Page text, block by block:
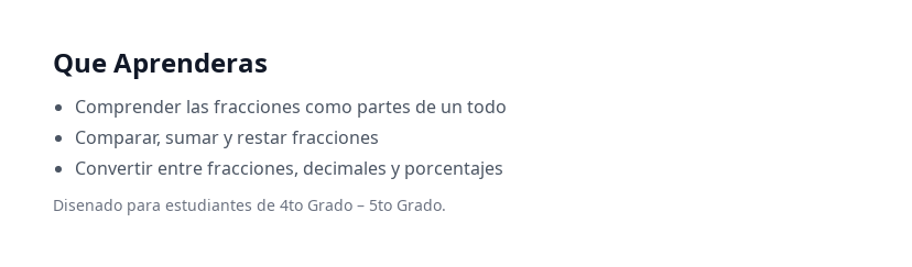
Que Aprenderas
Comprender las fracciones como partes de un todo
Comparar, sumar y restar fracciones
Convertir entre fracciones, decimales y porcentajes
Disenado para estudiantes de 4to Grado – 5to Grado.